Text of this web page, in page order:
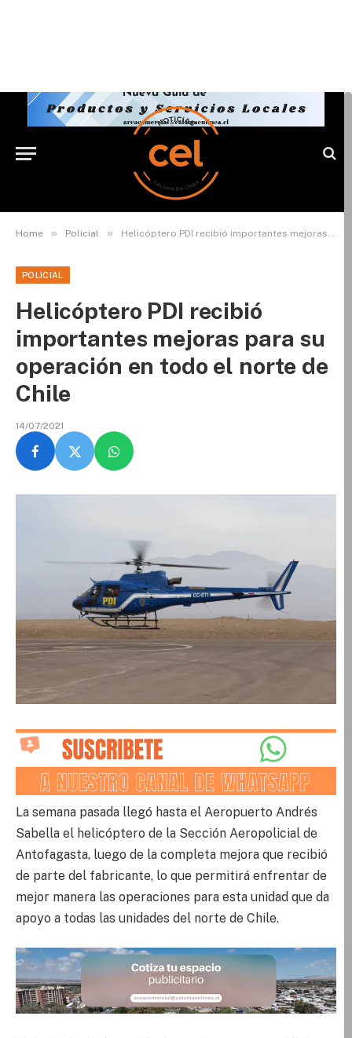
Home » Policial » Helicóptero PDI recibió importantes mejoras para su operación en todo el norte de Chile
POLICIAL
Helicóptero PDI recibió
importantes mejoras para su
operación en todo el norte de
Chile
14/07/2021
La semana pasada llegó hasta el Aeropuerto Andrés
Sabella el helicóptero de la Sección Aeropolicial de
Antofagasta, luego de la completa mejora que recibió
de parte del fabricante, lo que permitirá enfrentar de
mejor manera las operaciones para esta unidad que da
apoyo a todas las unidades del norte de Chile.